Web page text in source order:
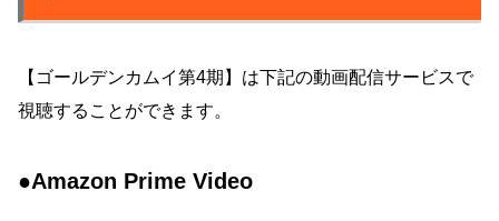
【ゴールデンカムイ第4期】は下記の動画配信サービスで
視聴することができます。
●Amazon Prime Video